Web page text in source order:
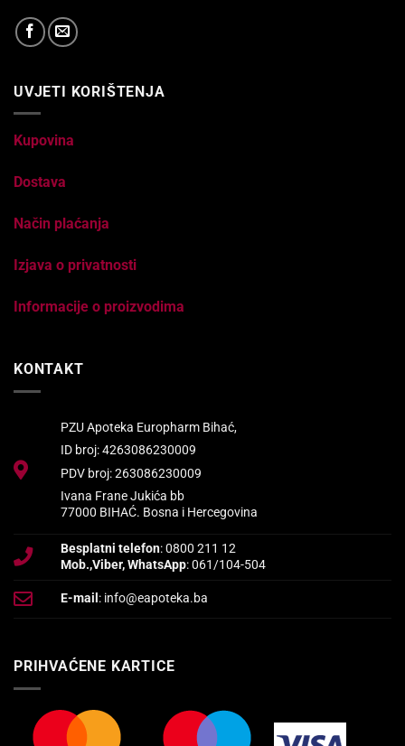
UVJETI KORIŠTENJA
Kupovina
Dostava
Način plaćanja
Izjava o privatnosti
Informacije o proizvodima
KONTAKT
PZU Apoteka Europharm Bihać,
ID broj: 4263086230009
PDV broj: 263086230009
Ivana Frane Jukića bb
77000 BIHAĆ. Bosna i Hercegovina
Besplatni telefon: 0800 211 12
Mob.,Viber, WhatsApp: 061/104-504
E-mail : info@eapoteka.ba
PRIHVAĆENE KARTICE